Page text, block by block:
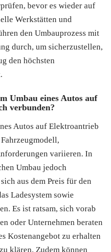
bevor es wieder auf
Werkstätten und
den Umbauprozess mit
durch, um sicherzustellen,
den höchsten
Umbau eines Autos auf
verbunden?
Autos auf Elektroantrieb
variieren. In
Umbau jedoch
aus dem Preis für den
Ladesystem sowie
Es ist ratsam, sich vorab
oder Unternehmen beraten
Kostenangebot zu erhalten
klären. Zudem können